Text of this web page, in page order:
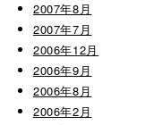
2007年8月
2007年7月
2006年12月
2006年9月
2006年8月
2006年2月